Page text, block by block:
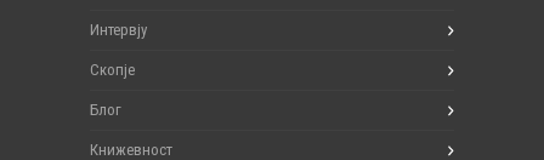
Интервју
Скопје
Блог
Книжевност